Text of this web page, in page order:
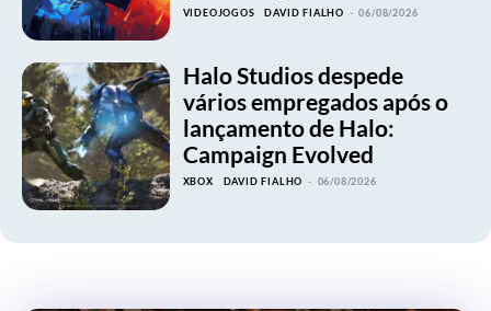
VIDEOJOGOS DAVID FIALHO - 06/08/2026
Halo Studios despede
vários empregados após o
lançamento de Halo:
Campaign Evolved
XBOX DAVID FIALHO - 06/08/2026